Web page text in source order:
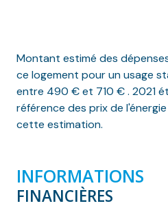
Montant estimé des
ce logement pour un usage
entre 490 € et 710 € . 2021
référence des prix de
cette estimation.
INFORMATIONS
FINANCIÈRES